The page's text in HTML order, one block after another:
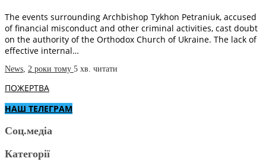
The events surrounding Archbishop Tykhon Petraniuk, accused
of financial misconduct and other criminal activities, cast doubt
on the authority of the Orthodox Church of Ukraine. The lack of
effective internal…
News, 2 роки тому 5 хв. читати
ПОЖЕРТВА
НАШ ТЕЛЕГРАМ
Соц.медіа
Категорії